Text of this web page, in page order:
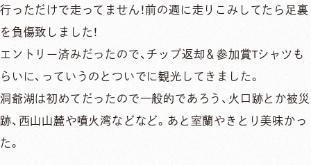
行っただけで走ってません！前の週に走りこみしてたら足裏
を負傷致しました！
エントリー済みだったので、チップ返却＆参加賞Tシャツも
らいに、っていうのとついでに観光してきました。
洞爺湖は初めてだったので一般的であろう、火口跡とか被災
跡、西山山麓や噴火湾などなど。あと室蘭やきとり美味かっ
た。